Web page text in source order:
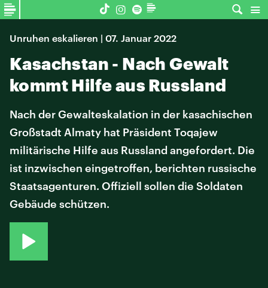
Unruhen eskalieren | 07. Januar 2022
Kasachstan - Nach Gewalt
kommt Hilfe aus Russland
Nach der Gewalteskalation in der kasachischen
Großstadt Almaty hat Präsident Toqajew
militärische Hilfe aus Russland angefordert. Die
ist inzwischen eingetroffen, berichten russische
Staatsagenturen. Offiziell sollen die Soldaten
Gebäude schützen.